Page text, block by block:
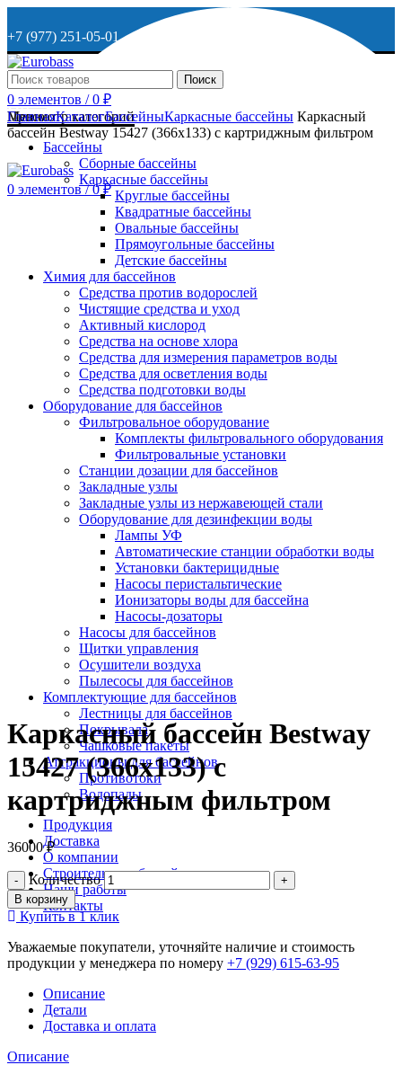
+7 (977) 251-05-01
+7 (929) 615-63-95
МО, г. Дмитров, ул. Веретенникова, д. 9
ОСТАВИТЬ ЗАЯВКУ
+7 (977) 251-05-01
Поиск
0 элементов / 0 ₽
Меню
0 элементов / 0₽
Просмотр категорий
Бассейны
Сборные бассейны
Каркасные бассейны
Круглые бассейны
Квадратные бассейны
Овальные бассейны
Прямоугольные бассейны
Детские бассейны
Химия для бассейнов
Средства против водорослей
Чистящие средства и уход
Активный кислород
Средства на основе хлора
Средства для измерения параметров воды
Средства для осветления воды
Средства подготовки воды
Оборудование для бассейнов
Фильтровальное оборудование
Комплекты фильтровального оборудования
Фильтровальные установки
Станции дозации для бассейнов
Закладные узлы
Закладные узлы из нержавеющей стали
Оборудование для дезинфекции воды
Лампы УФ
Автоматические станции обработки воды
Установки бактерицидные
Насосы перистальтические
Ионизаторы воды для бассейна
Насосы-дозаторы
Насосы для бассейнов
Щитки управления
Осушители воздуха
Пылесосы для бассейнов
Комплектующие для бассейнов
Лестницы для бассейнов
Покрывала
Чашковые пакеты
Аттракционы для бассейнов
Противотоки
Водопады
Продукция
Доставка
О компании
Строительство бассейнов
Наши работы
Контакты
ГлавнаяКаталогБассейныКаркасные бассейны Каркасный
бассейн Bestway 15427 (366х133) с картриджным фильтром
Каркасный бассейн Bestway
15427 (366х133) с
картриджным фильтром
36000₽
Количество
В корзину
Купить в 1 клик
Уважаемые покупатели, уточняйте наличие и стоимость
продукции у менеджера по номеру +7 (929) 615-63-95
Описание
Детали
Доставка и оплата
Описание